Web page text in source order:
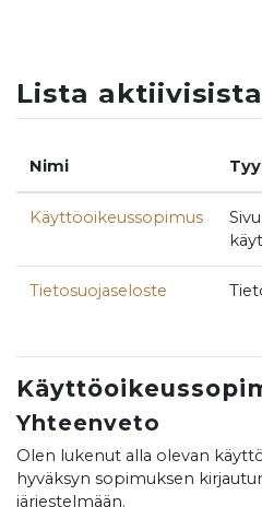
Lista
Nimi
Käyttöoikeussopimus
Tietosuojaseloste
Yhteenveto
Olen lukenut alla olevan
hyväksyn sopimuksen
järjestelmään.